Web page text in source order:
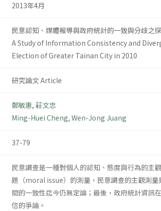
2013年4月
民意認知、媒體報導與政府統計的一致與分歧之
A Study of Information Consistency and
Election of Greater Tainan City in 2010
研究論文 Article
鄭敏惠, 莊文忠
Ming-Huei Cheng, Wen-Jong Juang
37-79
民意調查是一種對個人的認知、態度與行為的主
題（moral issue）的測量，民意調查的主觀測
間的一致性迄今仍無定論；最後，政府統計資訊
信的爭論。